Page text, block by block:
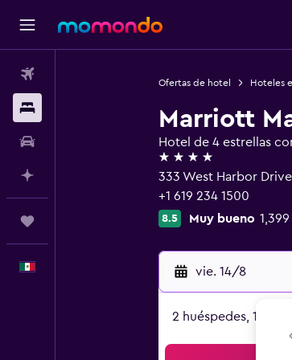
Ofertas de hotel Hoteles
Marriott
Hotel de 4 estrellas
4 estrellas
333 West Harbor
+1 619 234 1500
8.5 Muy bueno
vie. 14/8
2 huéspedes, 1